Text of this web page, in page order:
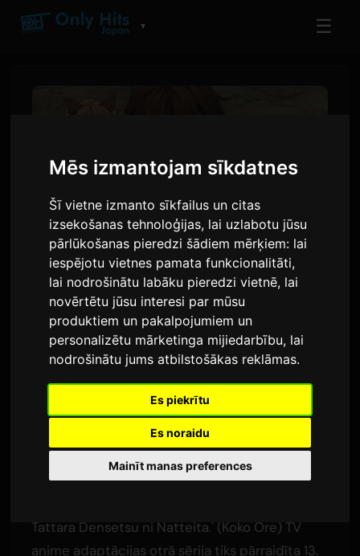
Mēs izmantojam sīkdatnes
Šī vietne izmanto sīkfailus un citas
izsekošanas tehnoloģijas, lai uzlabotu jūsu
pārlūkošanas pieredzi šādiem mērķiem: lai
iespējotu vietnes pamata funkcionalitāti,
lai nodrošinātu labāku pieredzi vietnē, lai
novērtētu jūsu interesi par mūsu
produktiem un pakalpojumiem un
personalizētu mārketinga mijiedarbību, lai
nodrošinātu jums atbilstošākas reklāmas.
Es piekrītu
Es noraidu
Mainīt manas preferences
▼ ☰
'Koko Ore' Anime Otrās
Sērijas Priekšskatījums un
Globālās Straumēšanas
Detalizēta Informācija
8 jūlijs 2026
Tulkošana no angļu valodas
Populārā gaismas romānu sērijas 'Koko wa Ore
Tattara Densetsu ni Natteita.' (Koko Ore) TV
anime adaptācijas otrā sērija tiks pārraidīta 13.